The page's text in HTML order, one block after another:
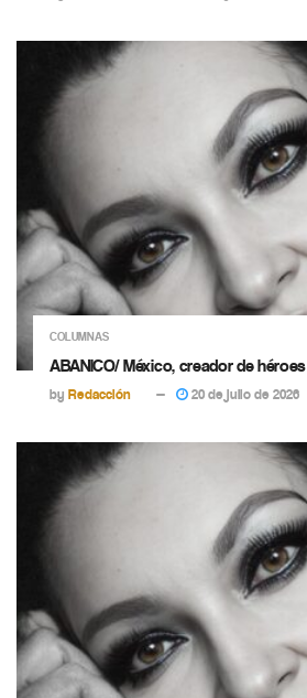
COLUMNAS
ABANICO/ México, creador de héroes
by Redacción 20 de julio de 2026